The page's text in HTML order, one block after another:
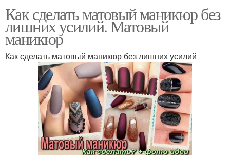
Как сделать матовый маникюр без
лишних усилий. Матовый
маникюр
Как сделать матовый маникюр без лишних усилий